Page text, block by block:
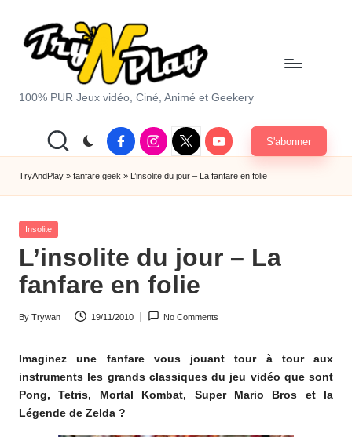
T
y
A
d
P
la
y.
o
m
100% PUR Jeux vidéo, Ciné, Animé et Geekery
FacebookInstagram
X
|
Twitter
Youtube S'abonner
TryAndPlay » fanfare geek » L’insolite du jour – La fanfare en folie
Posted
Insolite
L’insolite du jour – La
fanfare en folie
Posted
By Trywan 19/11/2010 No Comments
Imaginez une fanfare vous jouant tour à tour aux
instruments les grands classiques du jeu vidéo que sont
Pong, Tetris, Mortal Kombat, Super Mario Bros et la
Légende de Zelda ?